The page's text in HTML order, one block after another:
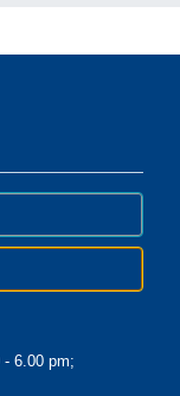
6.00 pm;